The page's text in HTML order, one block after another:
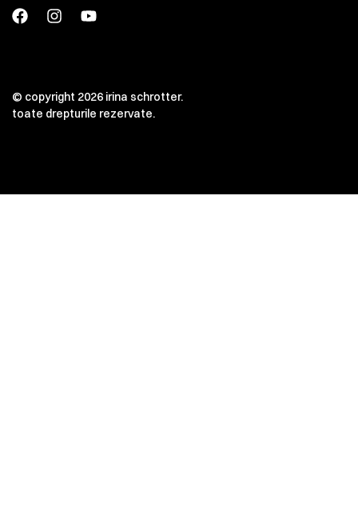
© copyright 2026 irina schrotter.
toate drepturile rezervate.